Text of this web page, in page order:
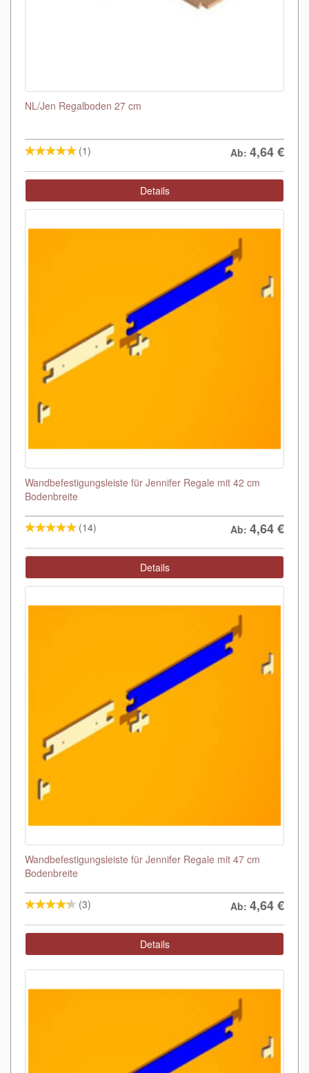
NL/Jen Regalboden 27 cm
(1) Ab: 4,64€
Details
Wandbefestigungsleiste für Jennifer Regale mit 42 cm
Bodenbreite
(14) Ab: 4,64€
Details
Wandbefestigungsleiste für Jennifer Regale mit 47 cm
Bodenbreite
(3) Ab: 4,64€
Details